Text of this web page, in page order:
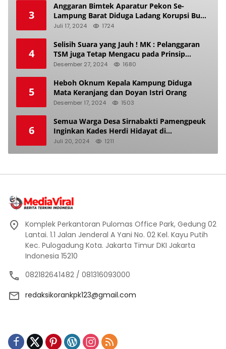
3
Anggaran Bimtek Aparatur Pekon Se-
Lampung Barat Diduga Ladang Korupsi Buat
Makan Anak Istri
Juli 17, 2024 1724
4
Selisih Suara yang Jauh ! MK : Pelanggaran
TSM juga Tetap Mengacu pada Prinsip
Keadilan Pemilu
Desember 27, 2024 1680
5
Heboh Oknum Kepala Kampung Diduga
Mata Keranjang dan Doyan Istri Orang
Desember 17, 2024 1503
6
Semua Warga Desa Sirnabakti Pamengpeuk
Inginkan Kades Herdi Hidayat di
Berhentikan Dari Jabatan nya
Juli 20, 2024 1211
Komplek Perkantoran Pulomas Office Park, Gedung 02
Lantai. 1.1 Jalan Jenderal A Yani No. 02 Kel. Kayu Putih
Kec. Pulogadung Kota. Jakarta Timur DKI Jakarta
Indonesia 15210
082182641482 / 081316093000
redaksikorankpk123@gmail.com